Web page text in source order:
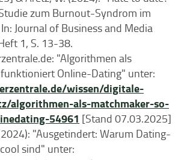
zum Burnout-Syndrom im
Journal of Business and Media
1, S. 13-38.
"Algorithmen als
Online-Dating" unter:
wissen/digitale-
algorithmen-als-matchmaker-so-
54961 [Stand 07.03.2025]
"Ausgetindert: Warum Dating-
sind" unter: